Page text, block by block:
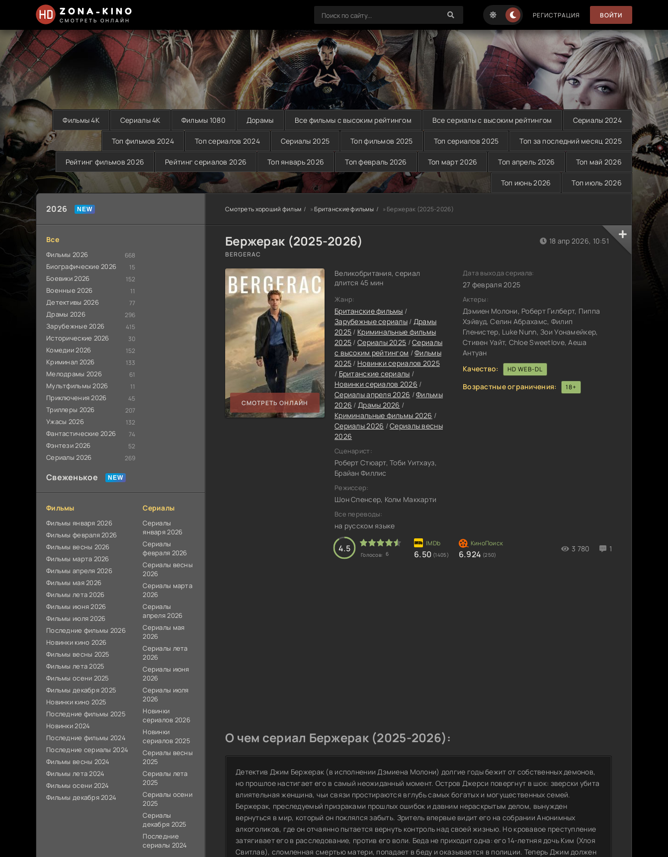
ZONA-KINO
СМОТРЕТЬ ОНЛАЙН
РЕГИСТРАЦИЯ ВОЙТИ
Фильмы 4K Сериалы 4K Фильмы 1080 Дорамы Все фильмы с высоким рейтингом Все сериалы с высоким рейтингом Сериалы 2024
Топ фильмов 2024 Топ сериалов 2024 Сериалы 2025 Топ фильмов 2025 Топ сериалов 2025 Топ за последний месяц 2025
Рейтинг фильмов 2026 Рейтинг сериалов 2026 Топ январь 2026 Топ февраль 2026 Топ март 2026 Топ апрель 2026 Топ май 2026
Топ июнь 2026 Топ июль 2026
2026
Все
Фильмы 2026 668
Биографические 2026 15
Боевики 2026 152
Военные 2026 11
Детективы 2026 77
Драмы 2026 296
Зарубежные 2026 415
Исторические 2026 30
Комедии 2026 152
Криминал 2026 133
Мелодрамы 2026 61
Мультфильмы 2026 11
Приключения 2026 45
Триллеры 2026 207
Ужасы 2026 132
Фантастические 2026 74
Фэнтези 2026 52
Сериалы 2026 269
Свеженькое
Фильмы
Фильмы января 2026
Фильмы февраля 2026
Фильмы весны 2026
Фильмы марта 2026
Фильмы апреля 2026
Фильмы мая 2026
Фильмы лета 2026
Фильмы июня 2026
Фильмы июля 2026
Последние фильмы 2026
Новинки кино 2026
Фильмы весны 2025
Фильмы лета 2025
Фильмы осени 2025
Фильмы декабря 2025
Новинки кино 2025
Последние фильмы 2025
Новинки 2024
Последние фильмы 2024
Последние сериалы 2024
Фильмы весны 2024
Фильмы лета 2024
Фильмы осени 2024
Фильмы декабря 2024
Сериалы
Сериалы
января 2026
Сериалы
февраля 2026
Сериалы весны
2026
Сериалы марта
2026
Сериалы
апреля 2026
Сериалы мая
2026
Сериалы лета
2026
Сериалы июня
2026
Сериалы июля
2026
Новинки
сериалов 2026
Новинки
сериалов 2025
Сериалы весны
2025
Сериалы лета
2025
Сериалы осени
2025
Сериалы
декабря 2025
Последние
сериалы 2024
Смотреть хороший фильм »Британские фильмы » Бержерак (2025-2026)
Бержерак (2025-2026)
BERGERAC
СМОТРЕТЬ ОНЛАЙН
Великобритания, сериал
длится 45 мин
Жанр:
Британские фильмы /
Зарубежные сериалы / Драмы
2025 / Криминальные фильмы
2025 / Сериалы 2025 /Сериалы
с высоким рейтингом /Фильмы
2025 / Новинки сериалов 2025
/ Британские сериалы /
Новинки сериалов 2026 /
Сериалы апреля 2026 /Фильмы
2026 / Драмы 2026 /
Криминальные фильмы 2026 /
Сериалы 2026 /Сериалы весны
2026
Сценарист:
Роберт Стюарт, Тоби Уитхауз,
Брайан Филлис
Режиссер:
Шон Спенсер, Колм Маккарти
Все переводы:
на русском языке
4.5
Голосов: 6 6.50 (1405) 6.924 (250)
3 780 1
18 апр 2026, 10:51
Дата выхода сериала:
27 февраля 2025
Актеры:
Дэмиен Молони, Роберт Гилберт, Пиппа
Хэйвуд, Селин Абрахамс, Филип
Гленистер, Luke Nunn, Зои Уонамейкер,
Стивен Уайт, Chloe Sweetlove, Аеша
Антуан
Качество:
HD WEB-DL
Возрастные ограничения: 18+
О чем сериал Бержерак (2025-2026):
Детектив Джим Бержерак (в исполнении Дэмиена Молони) долгие годы бежит от собственных демонов,
но прошлое настигает его в самый неожиданный момент. Остров Джерси повергнут в шок: зверски убита
влиятельная женщина, чьи связи простираются вглубь самых богатых и могущественных семей.
Бержерак, преследуемый призраками прошлых ошибок и давним нераскрытым делом, вынужден
вернуться в мир, который он поклялся забыть. Зритель впервые видит его на собрании Анонимных
алкоголиков, где он отчаянно пытается вернуть контроль над своей жизнью. Но кровавое преступление
затягивает его в расследование, против его воли. Беда не приходит одна: его 14-летняя дочь Ким (Хлоя
Свитлав), сломленная смертью матери, попадает в беду и оказывается в полиции. Теперь Джим должен